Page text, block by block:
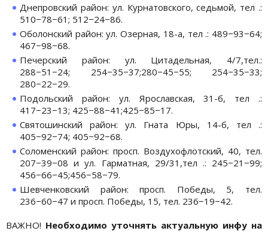
Днепровский район: ул. Курнатовского, седьмой, тел .:
510−78−61; 512−24−86.
Оболонский район: ул. Озерная, 18-а, тел .: 489−93−64;
467−98−68.
Печерский район: ул. Цитадельная, 4/7,тел.:
288−51−24; 254−35−37;280−45−55; 254−35−33;
280−22−29.
Подольский район: ул. Ярославская, 31-б, тел .:
417−23−13; 425−88−41;425−85−17.
Святошинский район: ул. Гната Юры, 14-б, тел .:
405−92−74; 405−92−68.
Соломенский район: просп. Воздухофлотский, 40, тел.
207−39−08 и ул. Гарматная, 29/31,тел .: 245−21−99;
456−66−45;456−58−79.
Шевченковский район: просп. Победы, 5, тел.
236−60−47 и просп. Победы, 15, тел. 236−19−42.
ВАЖНО! Необходимо уточнять актуальную инфу на